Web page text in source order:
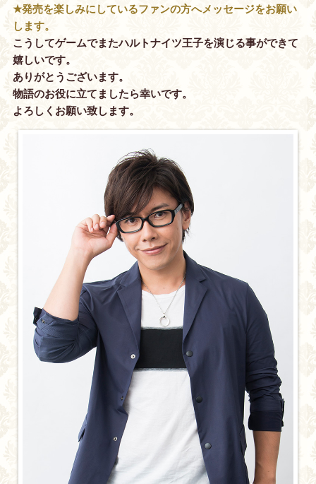
★発売を楽しみにしているファンの方へメッセージをお願い
します。
こうしてゲームでまたハルトナイツ王子を演じる事ができて
嬉しいです。
ありがとうございます。
物語のお役に立てましたら幸いです。
よろしくお願い致します。